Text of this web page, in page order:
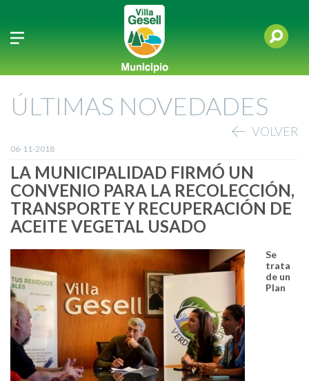
ÚLTIMAS NOVEDADES
VOLVER
06-11-2018
LA MUNICIPALIDAD FIRMÓ UN
CONVENIO PARA LA RECOLECCIÓN,
TRANSPORTE Y RECUPERACIÓN DE
ACEITE VEGETAL USADO
Se
trata
de un
Plan